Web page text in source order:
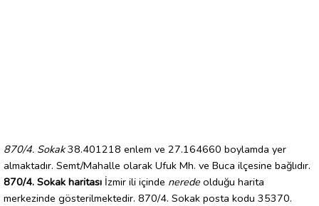
870/4. Sokak38.401218 enlem ve 27.164660 boylamda yer
almaktadır. Semt/Mahalle olarak Ufuk Mh. ve Buca ilçesine bağlıdır.
870/4. Sokak haritası İzmir ili içinde nerede olduğu harita
merkezinde gösterilmektedir. 870/4. Sokak posta kodu 35370.